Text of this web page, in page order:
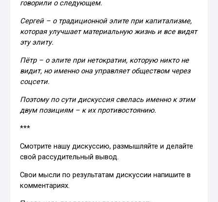
говорили о следующем.
Сергей – о традиционной элите при капитализме,
которая улучшает материальную жизнь и все видят
эту элиту.
Пётр – о элите при нетократии, которую никто не
видит, но именно она управляет обществом через
соцсети.
Поэтому по сути дискуссия свелась именно к этим
двум позициям – к их противостоянию.
***
Смотрите нашу дискуссию, размышляйте и делайте
свой рассудительный вывод.
Свои мысли по результатам дискуссии напишите в
комментариях.